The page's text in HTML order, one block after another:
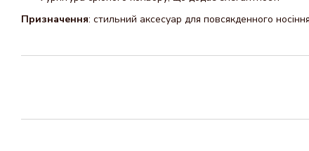
Призначення: стильний аксесуар для повсякденного